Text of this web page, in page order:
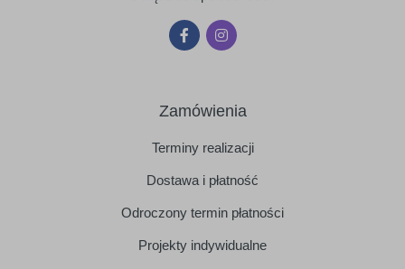
Zamówienia
Terminy realizacji
Dostawa i płatność
Odroczony termin płatności
Projekty indywidualne